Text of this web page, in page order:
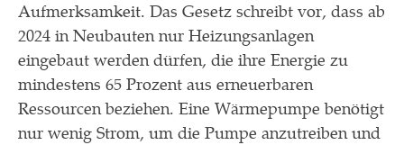
Aufmerksamkeit. Das Gesetz schreibt vor, dass ab
2024 in Neubauten nur Heizungsanlagen
eingebaut werden dürfen, die ihre Energie zu
mindestens 65 Prozent aus erneuerbaren
Ressourcen beziehen. Eine Wärmepumpe benötigt
nur wenig Strom, um die Pumpe anzutreiben und